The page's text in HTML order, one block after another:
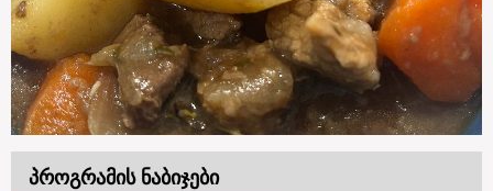
პროგრამის ნაბიჯები